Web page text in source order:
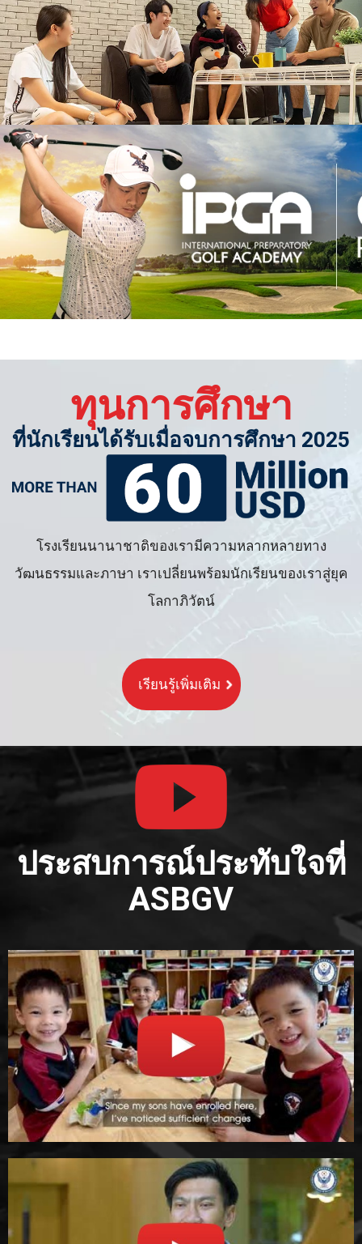
ทุนการศึกษา
ที่นักเรียนได้รับเมื่อจบการศึกษา 2025
โรงเรียนนานาชาติของเรามีความหลากหลายทาง
วัฒนธรรมและภาษา เราเปลี่ยนพร้อมนักเรียนของเราสู่ยุค
โลกาภิวัตน์
เรียนรู้เพิ่มเติม
ประสบการณ์ประทับใจที่
ASBGV